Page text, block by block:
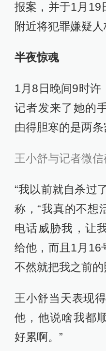
报案，并于1月19
附近将犯罪嫌疑人
半夜惊魂
1月8日晚间9时许
记者发来了她的
由得胆寒的是两条
王小舒与记者微信
“我以前就自杀过
称，“我真的不想
电话威胁我，让
给他，而且1月16
不然就把我之前
王小舒当天表现
他，他说啥我都
好累啊。”